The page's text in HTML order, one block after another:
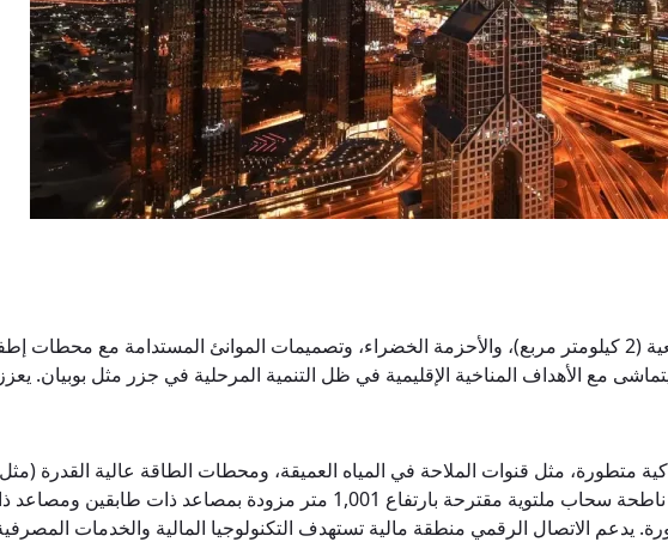
يشمل التركيز البيئي المحميات الطبيعية (2 كيلومتر مربع)، والأحزمة الخضراء، وتصميمات الموانئ
يتماشى مع الأهداف المناخية الإقليمية في ظل التنمية المرحلية في جزر مثل
يدعم الاتصال الرقمي منطقة مالية تستهدف التكنولوجيا المالية والخدمات المصرفية